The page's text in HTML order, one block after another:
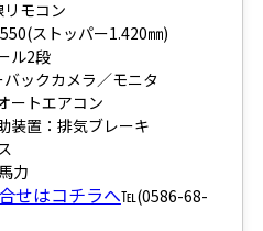
モコン
ストッパー1.420㎜)
ル2段
ックカメラ／モニタ
ートエアコン
装置：排気ブレーキ
力
せはコチラへ℡(0586-68-